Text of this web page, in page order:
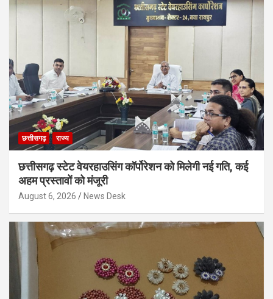
छत्तीसगढ़ राज्य
छत्तीसगढ़ स्टेट वेयरहाउसिंग कॉर्पोरेशन को मिलेगी नई गति, कई
अहम प्रस्तावों को मंजूरी
August 6, 2026 News Desk